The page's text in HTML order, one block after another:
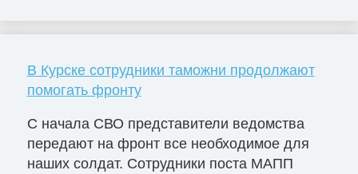
В Курске сотрудники таможни продолжают
помогать фронту
С начала СВО представители ведомства
передают на фронт все необходимое для
наших солдат. Сотрудники поста МАПП